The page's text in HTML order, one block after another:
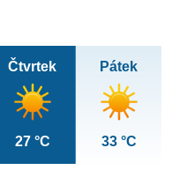
Čtvrtek
27 °C
Pátek
33 °C